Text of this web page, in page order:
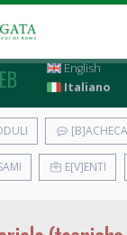
English
Italiano
[B]ACHECA
E[V]ENTI